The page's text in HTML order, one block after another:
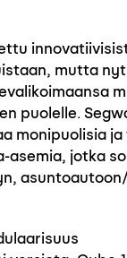
mutta
puolelle.
monipuolisia
asemia, jotka